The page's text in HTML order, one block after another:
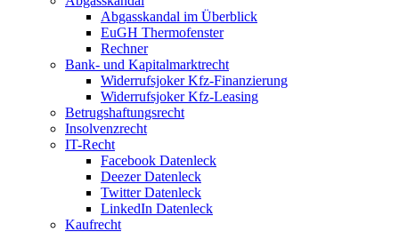
Abgasskandal im Überblick
EuGH Thermofenster
Rechner
Bank- und Kapitalmarktrecht
Widerrufsjoker Kfz-Finanzierung
Widerrufsjoker Kfz-Leasing
Betrugshaftungsrecht
Insolvenzrecht
IT-Recht
Facebook Datenleck
Deezer Datenleck
Twitter Datenleck
LinkedIn Datenleck
Kaufrecht